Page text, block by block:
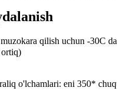
qilish uchun -30C
o'lchamlari: eni 350*